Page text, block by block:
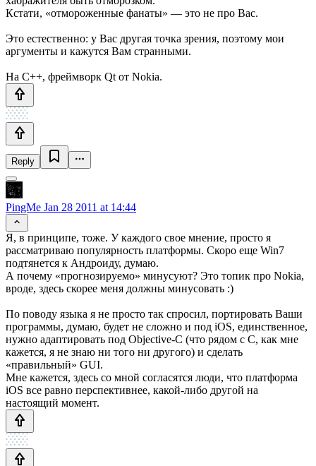
Кстати, «отмороженные фанаты» — это не про Вас.
Это естественно: у Вас другая точка зрения, поэтому мои
аргументы и кажутся Вам странными.
На C++, фреймворк Qt от Nokia.
Reply
PingMe Jan 28 2011 at 14:44
Я, в принципе, тоже. У каждого свое мнение, просто я
рассматриваю популярность платформы. Скоро еще Win7
подтянется к Андроиду, думаю.
А почему «прогнозируемо» минусуют? Это топик про Nokia,
вроде, здесь скорее меня должны минусовать :)
По поводу языка я не просто так спросил, портировать Ваши
программы, думаю, будет не сложно и под iOS, единственное,
нужно адаптировать под Objective-C (что рядом с C, как мне
кажется, я не знаю ни того ни другого) и сделать
«правильный» GUI.
Мне кажется, здесь со мной согласятся люди, что платформа
iOS все равно перспективнее, какой-либо другой на
настоящий момент.